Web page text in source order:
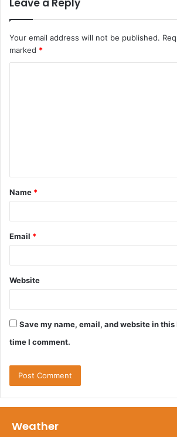
Leave a Reply
Your email address will not be published.
marked *
t
*
Name *
Email *
Website
Save my name, email, and website in
time I comment.
Weather